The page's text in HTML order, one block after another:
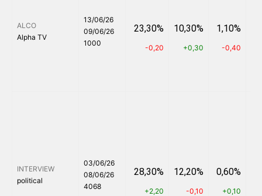
ALCO
Alpha TV
13/06/26
09/06/26
1000
23,30%
-0,20
10,30%
+0,30
1,10%
-0,40
INTERVIEW
political
03/06/26
08/06/26
4068
28,30%
+2,20
12,20%
-0,10
0,60%
+0,10